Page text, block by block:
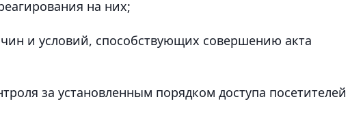
на них;
и условий, способствующих совершению акта
за установленным порядком доступа